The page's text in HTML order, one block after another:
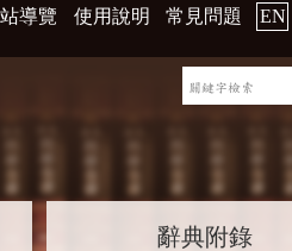
導覽 使用說明 常見問題 EN
辭典附錄